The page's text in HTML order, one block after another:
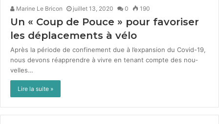
Marine Le Bricon juillet 13, 2020 0 190
Un « Coup de Pouce » pour favoriser
les déplacements à vélo
Après la péri­ode de con­fine­ment due à l’expansion du Covid-19,
nous devons réap­pren­dre à vivre en ten­ant compte des nou­
velles…
Lire la suite »